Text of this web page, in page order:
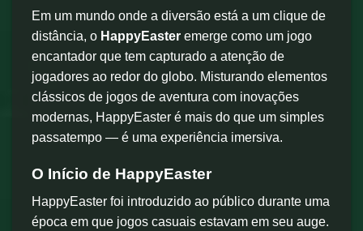
Em um mundo onde a diversão está a um clique de
distância, o HappyEaster emerge como um jogo
encantador que tem capturado a atenção de
jogadores ao redor do globo. Misturando elementos
clássicos de jogos de aventura com inovações
modernas, HappyEaster é mais do que um simples
passatempo — é uma experiência imersiva.
O Início de HappyEaster
HappyEaster foi introduzido ao público durante uma
época em que jogos casuais estavam em seu auge.